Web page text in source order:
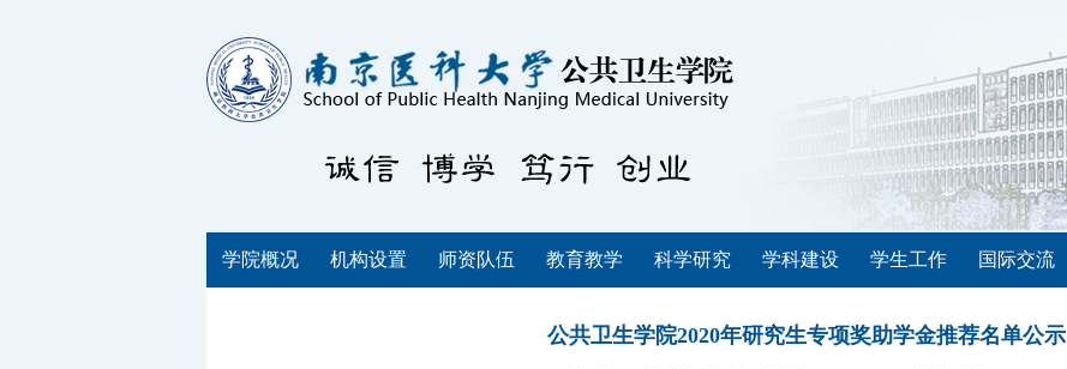
学院概况 机构设置 师资队伍 教育教学 科学研究 学科建设 学生工作 国际交流
公共卫生学院2020年研究生专项奖助学金推荐名单公示